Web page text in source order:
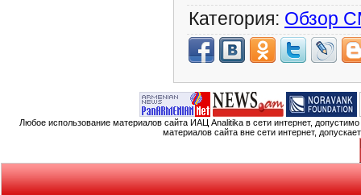
Категория: Обзор
Любое использование материалов сайта ИАЦ Analitika в сети интернет,
материалов сайта вне сети интернет,